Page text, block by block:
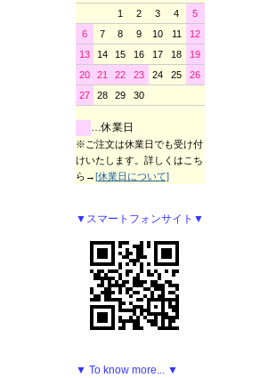
1
2 3 4
5
6
7 8 9 10 11
12
13
14 15 16 17 18
19
20
21 22 23 24 25
26
27
28 29 30
…休業日
※ご注文は休業日でも受け付
けいたします。詳しくはこち
ら→[休業日について]
▼スマートフォンサイト▼
▼ To know more... ▼